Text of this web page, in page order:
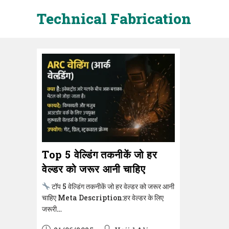
Technical Fabrication
Top 5 वेल्डिंग तकनीकें जो हर
वेल्डर को जरूर आनी चाहिए
टॉप 5 वेल्डिंग तकनीकें जो हर वेल्डर को जरूर आनी
चाहिए Meta Description:हर वेल्डर के लिए
जरूरी…